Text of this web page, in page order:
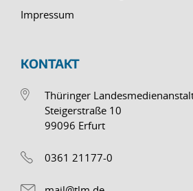
Impressum
KONTAKT
Thüringer
Steigerstraße 10
99096 Erfurt
0361 21177-0